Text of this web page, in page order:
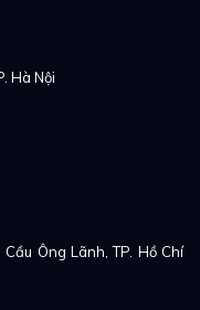
Hà Nội
Ông Lãnh, TP. Hồ Chí